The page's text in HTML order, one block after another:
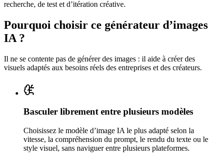
recherche, de test et d’itération créative.
Pourquoi choisir ce générateur d’images
IA ?
Il ne se contente pas de générer des images : il aide à créer des
visuels adaptés aux besoins réels des entreprises et des créateurs.
Basculer librement entre plusieurs modèles
Choisissez le modèle d’image IA le plus adapté selon la
vitesse, la compréhension du prompt, le rendu du texte ou le
style visuel, sans naviguer entre plusieurs plateformes.